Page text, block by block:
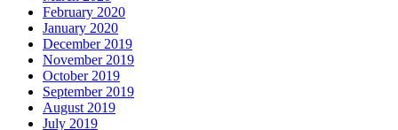
February 2020
January 2020
December 2019
November 2019
October 2019
September 2019
August 2019
July 2019